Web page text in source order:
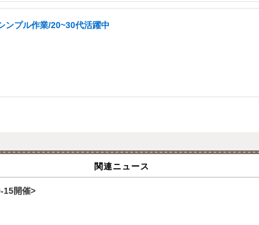
ンプル作業/20~30代活躍中
関連ニュース
15開催>